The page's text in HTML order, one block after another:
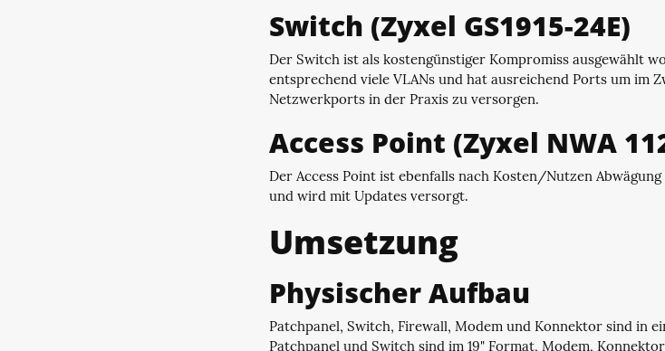
Switch (Zyxel GS1915-24E)
Der Switch ist als kostengünstiger Kompromiss ausgewählt
entsprechend viele VLANs und hat ausreichend Ports um im
Netzwerkports in der Praxis zu versorgen.
Access Point (Zyxel NWA
Der Access Point ist ebenfalls nach Kosten/Nutzen
und wird mit Updates versorgt.
Umsetzung
Physischer Aufbau
Patchpanel, Switch, Firewall, Modem und Konnektor sind in
Patchpanel und Switch sind im 19" Format, Modem,